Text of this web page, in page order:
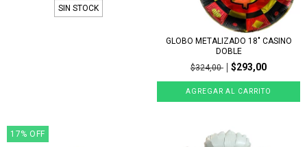
SIN STOCK
GLOBO METALIZADO 18" CASINO
DOBLE
$324,00
$293,00
17% OFF